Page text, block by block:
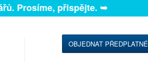
Prosíme, přispějte. ➥
OBJEDNAT PŘEDPLATNÉ